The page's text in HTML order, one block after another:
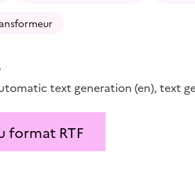
text generation (en),text
format RTF